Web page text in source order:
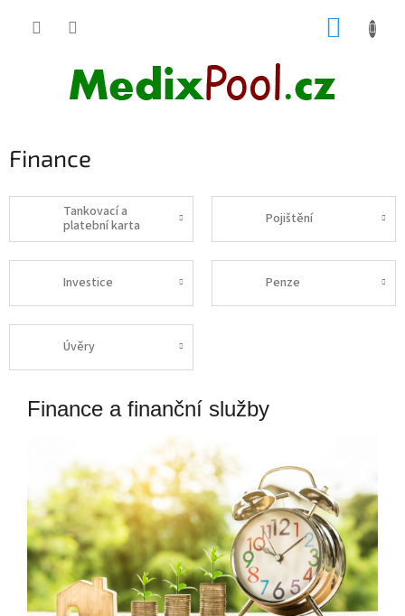
Finance
Tankovací a
platební karta
Pojištění
Investice Penze
Úvěry
Finance a finanční služby